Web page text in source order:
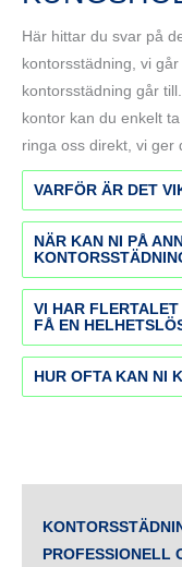
Här hittar du svar på
kontorsstädning, vi
kontorsstädning går
kontor kan du enkelt
ringa oss direkt, vi ger
VARFÖR ÄR DET
NÄR KAN NI PÅ
VI HAR
FÅ EN
HUR OFTA KAN NI
PROFESSIONELL